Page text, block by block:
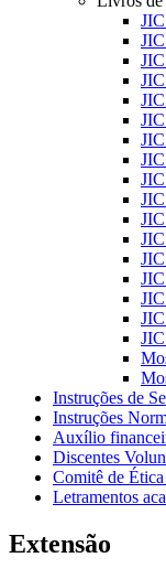
Instruções de
Instruções
Auxílio
Discentes
Comitê de Ética
Letramentos
Extensão